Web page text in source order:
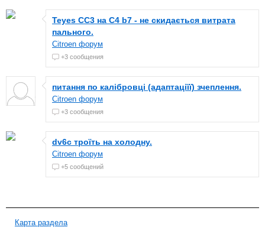
Teyes CC3 на C4 b7 - не скидається витрата
пального.
Citroen форум
+3 сообщения
питання по калібровці (адаптаціїї) зчеплення.
Citroen форум
+3 сообщения
dv6c троїть на холодну.
Citroen форум
+5 сообщений
Карта раздела